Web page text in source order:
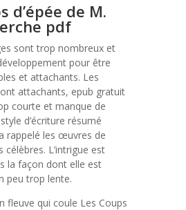
d’épée de M.
pdf
sont trop nombreux et
pour être
et attachants. Les
attachants, epub gratuit
courte et manque de
d’écriture résumé
rappelé les œuvres de
célèbres. L’intrigue est
la façon dont elle est
peu trop lente.
fleuve qui coule Les Coups